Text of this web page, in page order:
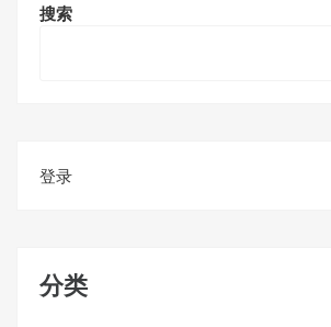
搜索
登录
分类